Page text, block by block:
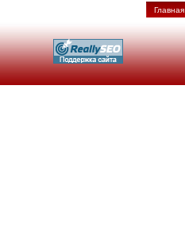
Главная